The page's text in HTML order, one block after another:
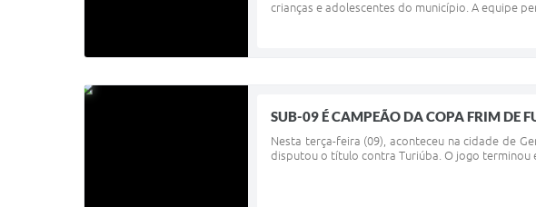
crianças e adolescentes do município. A equipe
SUB-09 É CAMPEÃO DA COPA FRIM DE
Nesta terça-feira (09), aconteceu na cidade de
disputou o título contra Turiúba. O jogo terminou